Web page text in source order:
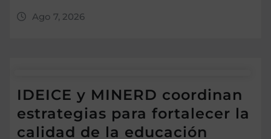
Ago 7, 2026
IDEICE y MINERD coordinan
estrategias para fortalecer la
calidad de la educación